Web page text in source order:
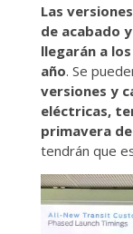
Las
de acabado
llegarán a
año. Se
versiones y
eléctricas,
primavera
tendrán que